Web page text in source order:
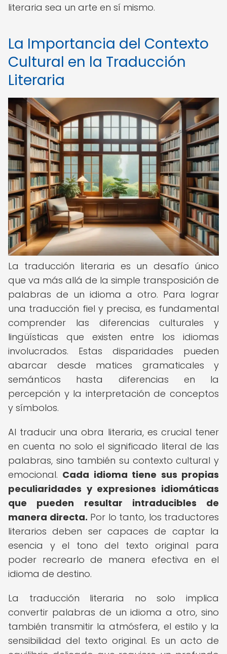
literaria sea un arte en sí mismo.
La Importancia del Contexto
Cultural en la Traducción
Literaria
La traducción literaria es un desafío único
que va más allá de la simple transposición de
palabras de un idioma a otro. Para lograr
una traducción fiel y precisa, es fundamental
comprender las diferencias culturales y
lingüísticas que existen entre los idiomas
involucrados. Estas disparidades pueden
abarcar desde matices gramaticales y
semánticos hasta diferencias en la
percepción y la interpretación de conceptos
y símbolos.
Al traducir una obra literaria, es crucial tener
en cuenta no solo el significado literal de las
palabras, sino también su contexto cultural y
emocional. Cada idioma tiene sus propias
peculiaridades y expresiones idiomáticas
que pueden resultar intraducibles de
manera directa. Por lo tanto, los traductores
literarios deben ser capaces de captar la
esencia y el tono del texto original para
poder recrearlo de manera efectiva en el
idioma de destino.
La traducción literaria no solo implica
convertir palabras de un idioma a otro, sino
también transmitir la atmósfera, el estilo y la
sensibilidad del texto original. Es un acto de